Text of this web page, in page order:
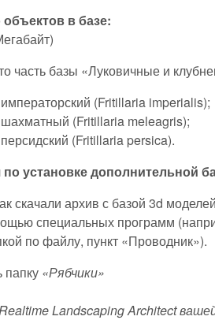
в базе:
часть базы «Луковичные и
(Fritillaria imperialis);
шахматный (Fritillaria meleagris);
(Fritillaria persica).
по установке дополнительной
скачали архив с базой 3d
специальных программ
по файлу, пункт «Проводник»).
папку «Рябчики»
Landscaping Architect